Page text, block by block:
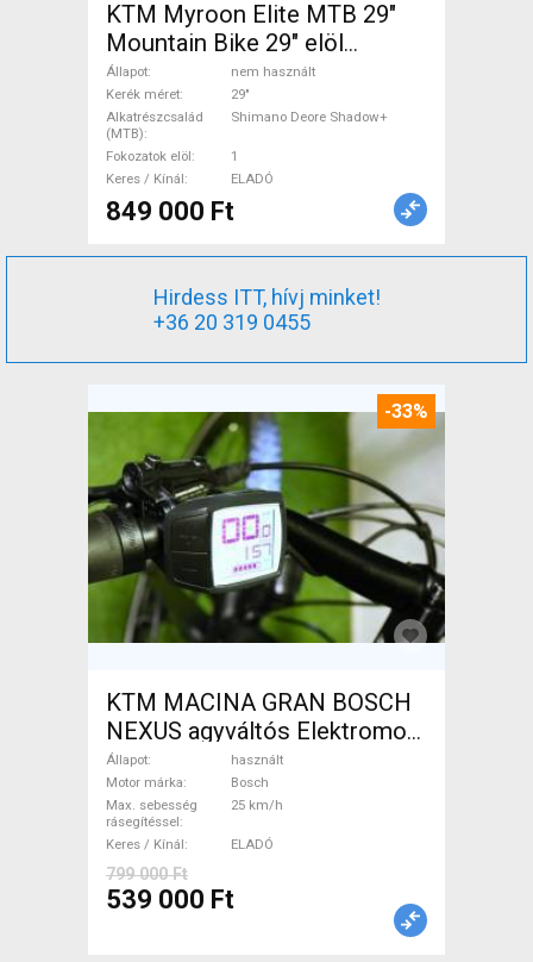
KTM Myroon Elite MTB 29"
Mountain Bike 29" elöl
teleszkópos Shimano Deore
Shadow+ nem használt
ELADÓ
Állapot
nem használt
Kerék méret
29"
Alkatrészcsalád
(MTB)
Shimano Deore Shadow+
Fokozatok elöl
1
Keres / Kínál
ELADÓ
849 000 Ft
Hirdess ITT, hívj minket!
+36 20 319 0455
-33%
KTM MACINA GRAN BOSCH
NEXUS agyváltós Elektromos
Trekking/cross 25 km/h
Bosch használt ELADÓ
Állapot
használt
Motor márka
Bosch
Max. sebesség
rásegítéssel
25 km/h
Keres / Kínál ELADÓ
799 000 Ft
539 000 Ft